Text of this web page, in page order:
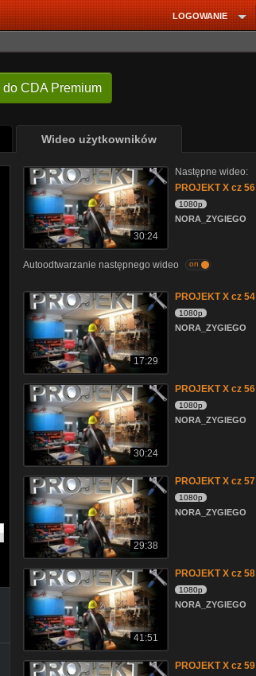
LOGOWANIE
do CDA Premium
Wideo użytkowników
30:24
Następne wideo:
PROJEKT X cz 56
1080p
NORA_ZYGIEGO
Autoodtwarzanie następnego wideo on
17:29
PROJEKT X cz 54
1080p
NORA_ZYGIEGO
30:24
PROJEKT X cz 56
1080p
NORA_ZYGIEGO
29:38
PROJEKT X cz 57
1080p
NORA_ZYGIEGO
41:51
PROJEKT X cz 58
1080p
NORA_ZYGIEGO
PROJEKT X cz 59